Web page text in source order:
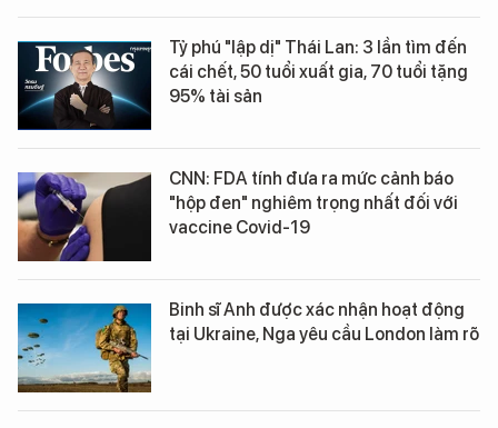
Tỷ phú "lập dị" Thái Lan: 3 lần tìm đến
cái chết, 50 tuổi xuất gia, 70 tuổi tặng
95% tài sản
CNN: FDA tính đưa ra mức cảnh báo
"hộp đen" nghiêm trọng nhất đối với
vaccine Covid-19
Binh sĩ Anh được xác nhận hoạt động
tại Ukraine, Nga yêu cầu London làm rõ